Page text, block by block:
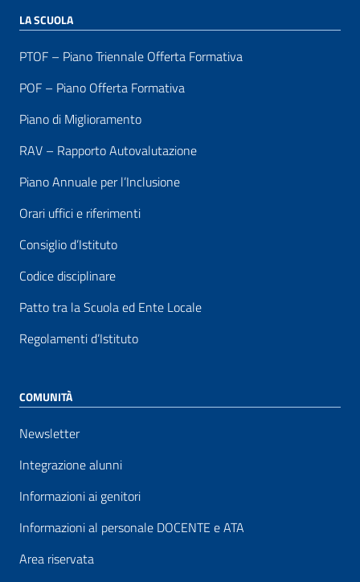
LA SCUOLA
PTOF – Piano Triennale Offerta Formativa
POF – Piano Offerta Formativa
Piano di Miglioramento
RAV – Rapporto Autovalutazione
Piano Annuale per l’Inclusione
Orari uffici e riferimenti
Consiglio d’Istituto
Codice disciplinare
Patto tra la Scuola ed Ente Locale
Regolamenti d’Istituto
COMUNITÀ
Newsletter
Integrazione alunni
Informazioni ai genitori
Informazioni al personale DOCENTE e ATA
Area riservata